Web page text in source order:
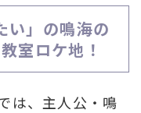
い」の鳴海の
室ロケ地！
は、主人公・鳴